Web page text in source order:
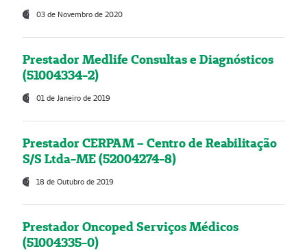
03 de Novembro de 2020
Prestador Medlife Consultas e Diagnósticos
(51004334-2)
01 de Janeiro de 2019
Prestador CERPAM – Centro de Reabilitação
S/S Ltda-ME (52004274-8)
18 de Outubro de 2019
Prestador Oncoped Serviços Médicos
(51004335-0)